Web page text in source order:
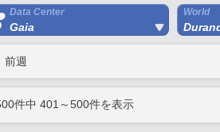
Data Center
Gaia
World
前週
件中 401 ～500件を表示